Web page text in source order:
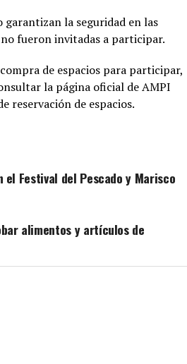
garantizan la seguridad en las
fueron invitadas a participar.
de espacios para participar,
la página oficial de AMPI
reservación de espacios.
Festival del Pescado y Marisco
alimentos y artículos de